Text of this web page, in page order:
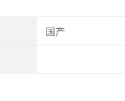
国产